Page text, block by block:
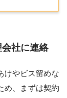
社に連絡
けやビス留めな
め、まずは契約